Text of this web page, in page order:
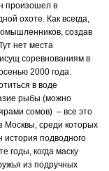
произошел в
охоте. Как всегда,
создав
нет места
соревнованиям в
2000 года.
в воде
рыбы (можно
сомов) – все это
среди которых
история подводного
годы, когда маску
из подручных